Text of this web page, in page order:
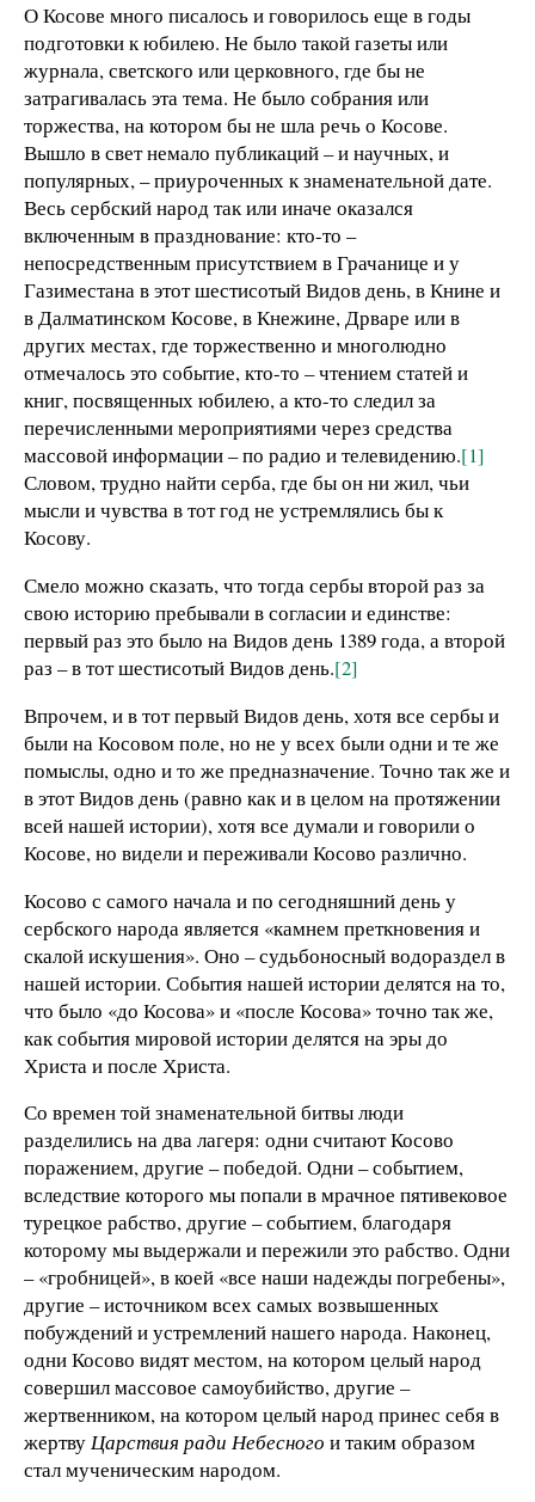
О Косове много писалось и говорилось еще в годы
подготовки к юбилею. Не было такой газеты или
журнала, светского или церковного, где бы не
затрагивалась эта тема. Не было собрания или
торжества, на котором бы не шла речь о Косове.
Вышло в свет немало публикаций – и научных, и
популярных, – приуроченных к знаменательной дате.
Весь сербский народ так или иначе оказался
включенным в празднование: кто-то –
непосредственным присутствием в Грачанице и у
Газиместана в этот шестисотый Видов день, в Книне и
в Далматинском Косове, в Кнежине, Дрваре или в
других местах, где торжественно и многолюдно
отмечалось это событие, кто-то – чтением статей и
книг, посвященных юбилею, а кто-то следил за
перечисленными мероприятиями через средства
массовой информации – по радио и телевидению.[1]
Словом, трудно найти серба, где бы он ни жил, чьи
мысли и чувства в тот год не устремлялись бы к
Косову.
Смело можно сказать, что тогда сербы второй раз за
свою историю пребывали в согласии и единстве:
первый раз это было на Видов день 1389 года, а второй
раз – в тот шестисотый Видов день.[2]
Впрочем, и в тот первый Видов день, хотя все сербы и
были на Косовом поле, но не у всех были одни и те же
помыслы, одно и то же предназначение. Точно так же и
в этот Видов день (равно как и в целом на протяжении
всей нашей истории), хотя все думали и говорили о
Косове, но видели и переживали Косово различно.
Косово с самого начала и по сегодняшний день у
сербского народа является «камнем преткновения и
скалой искушения». Оно – судьбоносный водораздел в
нашей истории. События нашей истории делятся на то,
что было «до Косова» и «после Косова» точно так же,
как события мировой истории делятся на эры до
Христа и после Христа.
Со времен той знаменательной битвы люди
разделились на два лагеря: одни считают Косово
поражением, другие – победой. Одни – событием,
вследствие которого мы попали в мрачное пятивековое
турецкое рабство, другие – событием, благодаря
которому мы выдержали и пережили это рабство. Одни
– «гробницей», в коей «все наши надежды погребены»,
другие – источником всех самых возвышенных
побуждений и устремлений нашего народа. Наконец,
одни Косово видят местом, на котором целый народ
совершил массовое самоубийство, другие –
жертвенником, на котором целый народ принес себя в
жертвуЦарствия ради Небесного и таким образом
стал мученическим народом.